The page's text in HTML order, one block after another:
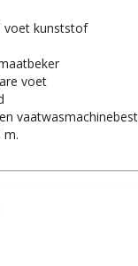
voet kunststof
voet
m.